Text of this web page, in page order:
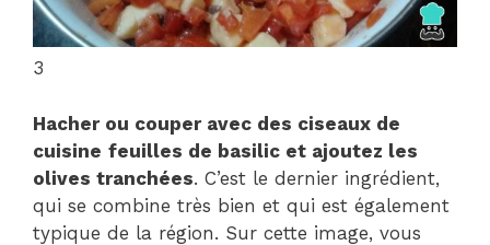
3
Hacher ou couper avec des ciseaux de
cuisine feuilles de basilic et ajoutez les
olives tranchées. C’est le dernier ingrédient,
qui se combine très bien et qui est également
typique de la région. Sur cette image, vous